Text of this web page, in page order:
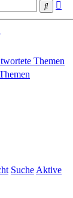
Suche
Themen
SucheAktive